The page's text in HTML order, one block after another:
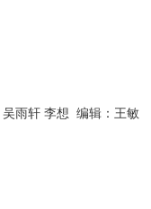
雨轩 李想 编辑：王敏